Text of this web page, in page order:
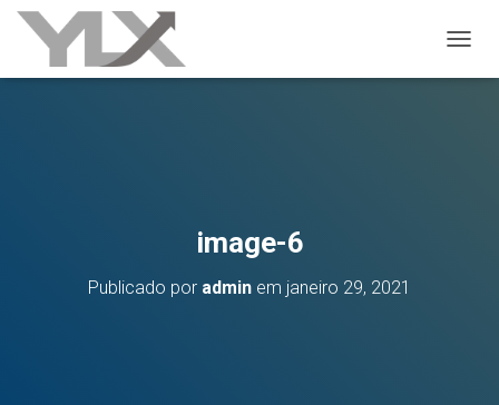
image-6
Publicado por admin em janeiro 29, 2021